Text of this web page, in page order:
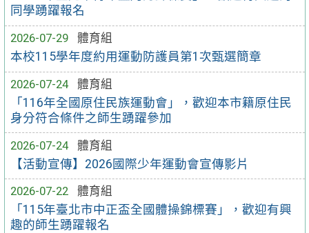
同學踴躍報名
2026-07-29
體育組
本校115學年度約用運動防護員第1次甄選簡章
2026-07-24
體育組
「116年全國原住民族運動會」，歡迎本市籍原住民
身分符合條件之師生踴躍參加
2026-07-24
體育組
【活動宣傳】2026國際少年運動會宣傳影片
2026-07-22
體育組
「115年臺北市中正盃全國體操錦標賽」，歡迎有興
趣的師生踴躍報名